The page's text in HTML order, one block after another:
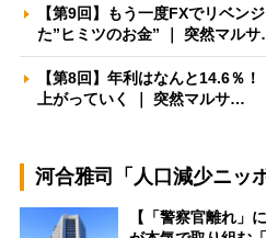
【第9回】もう一度FXでリベ
た”ヒミツのお金” ｜ 突然マル
【第8回】年利はなんと14.6％
上がっていく ｜ 突然マルサ…
河合雅司「人口減少ニッ
【「警察官離れ」